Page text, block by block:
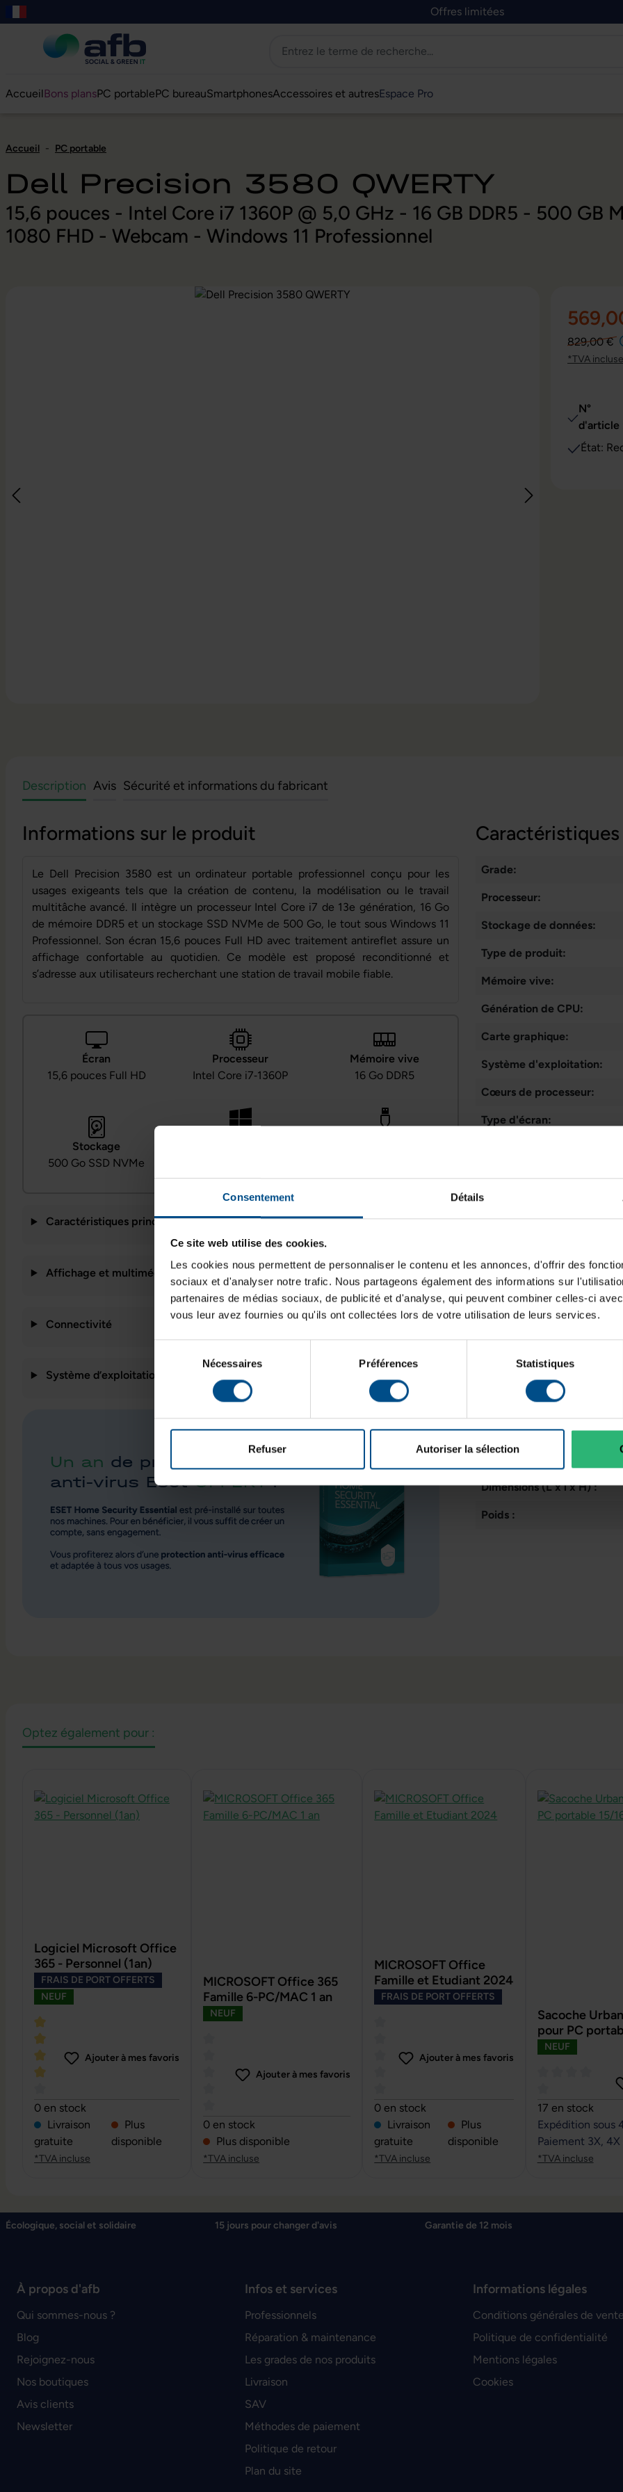
Consentement Détails
Ce site web utilise des cookies.
Les cookies nous permettent de personnaliser le contenu et les annonces, d'offrir des
sociaux et d'analyser notre trafic. Nous partageons également des informations sur
partenaires de médias sociaux, de publicité et d'analyse, qui peuvent combiner celles-ci
vous leur avez fournies ou qu'ils ont collectées lors de votre utilisation de leurs services.
consentement
Nécessaires Préférences Statistiques
Refuser Autoriser la sélection
au contenu principal
à la recherche
Passer à la navigation principale
Skip to B2B platform navigation Offres limitées
AccueilBons plansPC portablePC bureauSmartphonesAccessoires et autresEspace Pro
Accueil - PC portable
Dell Precision 3580 QWERTY
15,6 pouces - Intel Core i7 1360P @ 5,0 GHz - 16 GB DDR5 - 500 GB
1080 FHD - Webcam - Windows 11 Professionnel
829,00 €
*TVA incluse
N°
d'article
État:
Description Avis Sécurité et informations du fabricant
Informations sur le produit
Le Dell Precision 3580 est un ordinateur portable professionnel conçu pour les
usages exigeants tels que la création de contenu, la modélisation ou le travail
multitâche avancé. Il intègre un processeur Intel Core i7 de 13e génération, 16 Go
de mémoire DDR5 et un stockage SSD NVMe de 500 Go, le tout sous Windows 11
Professionnel. Son écran 15,6 pouces Full HD avec traitement antireflet assure un
affichage confortable au quotidien. Ce modèle est proposé reconditionné et
s’adresse aux utilisateurs recherchant une station de travail mobile fiable.
Écran
15,6 pouces Full HD
Processeur
Intel Core i7‑1360P
Mémoire vive
16 Go DDR5
Stockage
500 Go SSD NVMe
Caractéristiques principales
Affichage et multimédia
Connectivité
Système d’exploitation et fonctionnalités
Grade:
Processeur:
Stockage de données:
Type de produit:
Mémoire vive:
Génération de CPU:
Carte graphique:
Système d'exploitation:
Cœurs de processeur:
Type d'écran:
Connectique:
Résolution de l'écran:
Disposition du clavier:
Puce graphique intégrée:
Programme de partenariat:
Lancement sur le marché:
Dimensions (L x l x H) :
Poids :
Optez également pour :
Logiciel Microsoft Office
365 - Personnel (1an)
FRAIS DE PORT OFFERTS
NEUF
Note moyenne de 4 sur 5 étoiles
Ajouter à mes favoris
0 en stock
Livraison
gratuite
Plus
disponible
*TVA incluse
MICROSOFT Office 365
Famille 6-PC/MAC 1 an
NEUF
Note moyenne de 0 sur 5 étoiles
Ajouter à mes favoris
0 en stock
Plus disponible
*TVA incluse
MICROSOFT Office
Famille et Etudiant 2024
FRAIS DE PORT OFFERTS
Note moyenne de 0 sur 5 étoiles
Ajouter à mes favoris
0 en stock
Livraison
gratuite
Plus
disponible
*TVA incluse
Sacoche
pour PC
NEUF
Note moyenne
17 en stock
Expédition sous
Paiement 3X, 4X
*TVA incluse
Écologique, social et solidaire 15 jours pour changer d'avis Garantie de 12 mois
À propos d'afb
Qui sommes-nous ?
Blog
Rejoignez-nous
Nos boutiques
Avis clients
Newsletter
Infos et services
Professionnels
Réparation & maintenance
Les grades de nos produits
Livraison
SAV
Méthodes de paiement
Politique de retour
Plan du site
Informations légales
Conditions générales de
Politique de confidentialité
Mentions légales
Cookies